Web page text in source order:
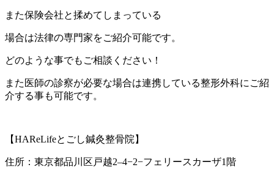
また保険会社と揉めてしまっている
場合は法律の専門家をご紹介可能です。
どのような事でもご相談ください！
また医師の診察が必要な場合は連携している整形外科にご紹
介する事も可能です。
【HAReLifeとごし鍼灸整骨院】
住所：東京都品川区戸越2–4−2−フェリースカーザ1階